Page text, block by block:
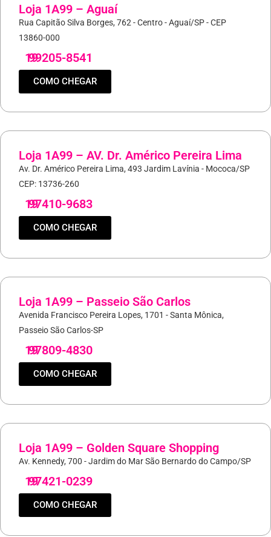
Loja 1A99 – Aguaí
Rua Capitão Silva Borges, 762 - Centro - Aguaí/SP - CEP
13860-000
19
99205-8541
COMO CHEGAR
Loja 1A99 – AV. Dr. Américo Pereira Lima
Av. Dr. Américo Pereira Lima, 493 Jardim Lavínia - Mococa/SP
CEP: 13736-260
19
97410-9683
COMO CHEGAR
Loja 1A99 – Passeio São Carlos
Avenida Francisco Pereira Lopes, 1701 - Santa Mônica,
Passeio São Carlos-SP
19
97809-4830
COMO CHEGAR
Loja 1A99 – Golden Square Shopping
Av. Kennedy, 700 - Jardim do Mar São Bernardo do Campo/SP
19
97421-0239
COMO CHEGAR